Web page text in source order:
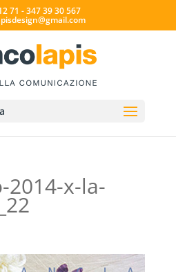
71 - 347 39 30 567
2014-x-la-